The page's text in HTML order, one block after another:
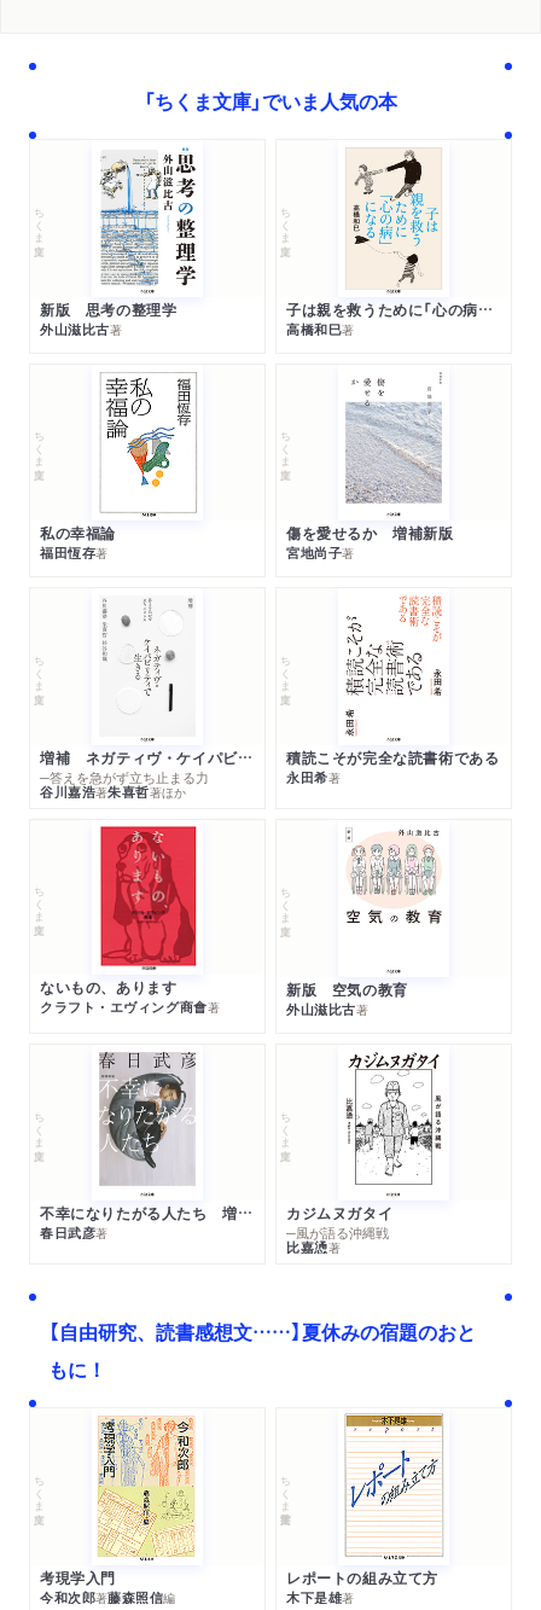
「ちくま文庫」でいま人気の本
ちくま文庫
新版 思考の整理学
外山滋比古著
ちくま文庫
子は親を救うために「心の病」になる
高橋和巳著
ちくま文庫
私の幸福論
福田恆存著
ちくま文庫
傷を愛せるか 増補新版
宮地尚子著
ちくま文庫
増補 ネガティヴ・ケイパビリティで生きる
─答えを急がず立ち止まる力
谷川嘉浩著朱喜哲著ほか
ちくま文庫
積読こそが完全な読書術である
永田希著
ちくま文庫
ないもの、あります
クラフト・エヴィング商會著
ちくま文庫
新版 空気の教育
外山滋比古著
ちくま文庫
不幸になりたがる人たち 増補新版
春日武彦著
ちくま文庫
カジムヌガタイ
─風が語る沖縄戦
比嘉慂著
【自由研究、読書感想文……】夏休みの宿題のおと
もに！
ちくま文庫
考現学入門
今和次郎著藤森照信編
ちくま学芸文庫
レポートの組み立て方
木下是雄著